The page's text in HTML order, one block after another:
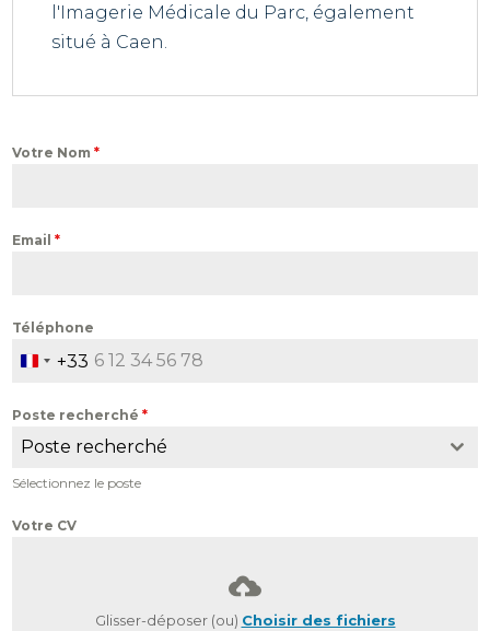
l'Imagerie Médicale du Parc, également
situé à Caen.
Votre Nom*
Email*
Téléphone
France
+33
Poste recherché*
Poste recherché
Sélectionnez le poste
Votre CV
Glisser-déposer (ou) Choisir des fichiers